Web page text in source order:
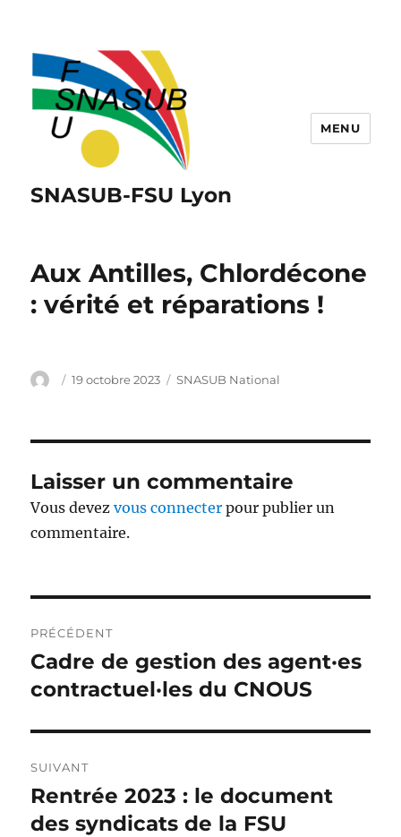
SNASUB-FSU Lyon
MENU
Aux Antilles, Chlordécone
: vérité et réparations !
Auteur
Publié
19 octobre 2023 Catégories
SNASUB National
Laisser un commentaire
Vous devezvous connecter pour publier un
commentaire.
de
l’article
PRÉCÉDENT
Publication
précédente :
Cadre de gestion des agent·es
contractuel·les du CNOUS
SUIVANT
Publication
suivante :
Rentrée 2023 : le document
des syndicats de la FSU